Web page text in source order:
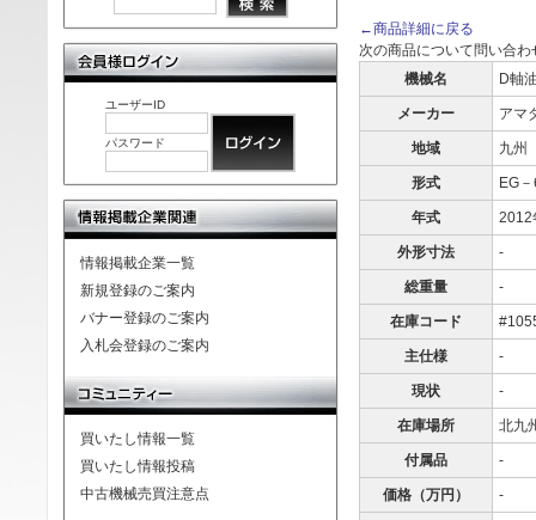
←商品詳細に戻る
次の商品について問い合わ
機械名
D軸
メーカー アマ
地域 九州
形式 EG
年式 2012
外形寸法 -
総重量 -
在庫コード
主仕様 -
現状 -
在庫場所 北九
付属品 -
価格（万円） -
ユーザーID
パスワード
情報掲載企業一覧
新規登録のご案内
バナー登録のご案内
入札会登録のご案内
買いたし情報一覧
買いたし情報投稿
中古機械売買注意点